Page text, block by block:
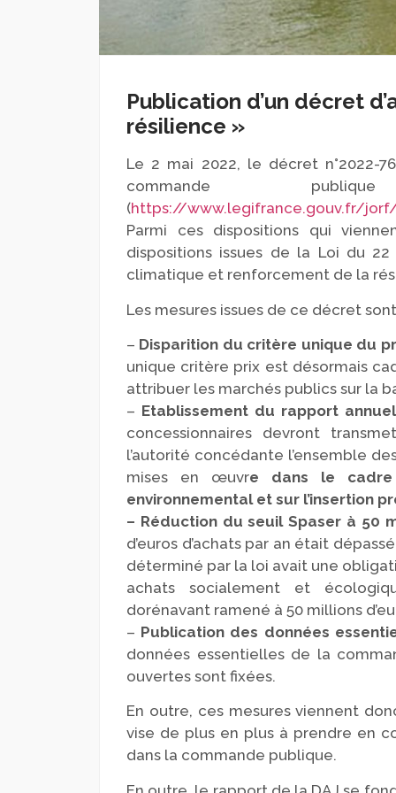
Publication d’un décret
résilience »
Le 2 mai 2022, le décret n°2022-
commande
(https://www.legifrance.gouv.fr/jorf/
Parmi ces dispositions qui
dispositions issues de la Loi du
climatique et renforcement de la
Les mesures issues de ce décret
– Disparition du critère unique du
unique critère prix est désormais
attribuer les marchés publics sur la
– Etablissement du rapport
concessionnaires devront
l’autorité concédante l’ensemble
mises en œuvre dans le cadre
environnemental et sur l’insertion
– Réduction du seuil Spaser à 50
d’euros d’achats par an était
déterminé par la loi avait une
achats socialement et
dorénavant ramené à 50 millions
– Publication des données
données essentielles de la
ouvertes sont fixées.
En outre, ces mesures viennent
vise de plus en plus à prendre en
dans la commande publique.